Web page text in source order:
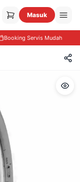
Masuk
Booking Servis Mudah